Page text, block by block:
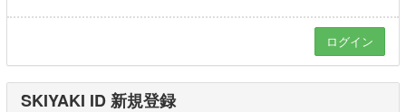
SKIYAKI ID 新規登録